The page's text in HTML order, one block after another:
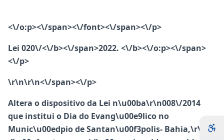
<\/o:p><\/span><\/font><\/span><\/p>
Lei 020\/<\/b><\/span>2022. <\/b><\/o:p><\/span>
<\/p>
\r\n\r\n<\/span><\/p>
Altera o dispositivo da Lei n\u00ba\r\n008\/2014
que institui o Dia do Evang\u00e9lico no
Munic\u00edpio de Santan\u00f3polis- Bahia,\r\ne